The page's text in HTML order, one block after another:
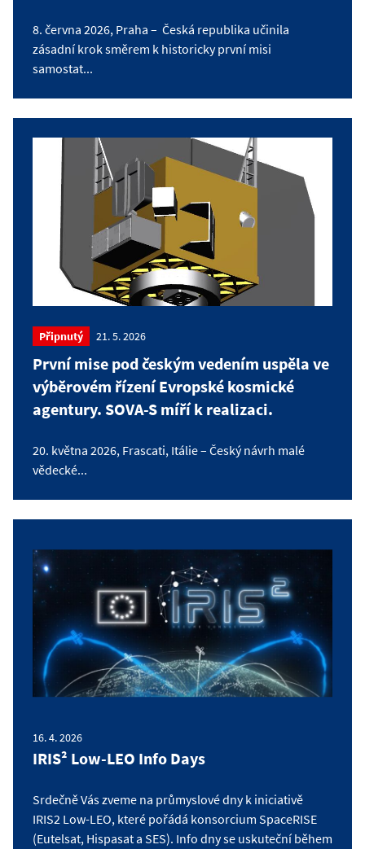
8. června 2026, Praha – Česká republika učinila
zásadní krok směrem k historicky první misi
samostat...
Připnutý 21. 5. 2026
První mise pod českým vedením uspěla ve
výběrovém řízení Evropské kosmické
agentury. SOVA-S míří k realizaci.
20. května 2026, Frascati, Itálie – Český návrh malé
vědecké...
16. 4. 2026
IRIS² Low-LEO Info Days
Srdečně Vás zveme na průmyslové dny k iniciativě
IRIS2 Low-LEO, které pořádá konsorcium SpaceRISE
(Eutelsat, Hispasat a SES). Info dny se uskuteční během